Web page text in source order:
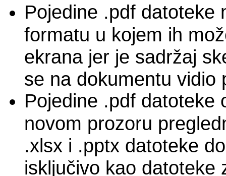
Pojedine .pdf datoteke
formatu u kojem ih
ekrana jer je sadržaj
se na dokumentu vidio
Pojedine .pdf datoteke
novom prozoru
.xlsx i .pptx datoteke
isključivo kao datoteke